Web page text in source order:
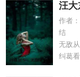
汪大
作者
结
无敌
纠葛